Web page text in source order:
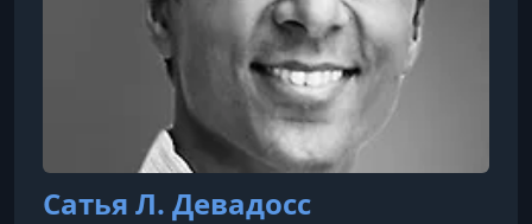
Сатья Л. Девадосс